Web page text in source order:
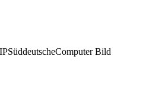
SüddeutscheComputer Bild